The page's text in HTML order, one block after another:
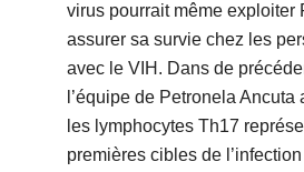
virus pourrait même exploiter
assurer sa survie chez les
avec le VIH. Dans de
l’équipe de Petronela Ancuta
les lymphocytes Th17
premières cibles de